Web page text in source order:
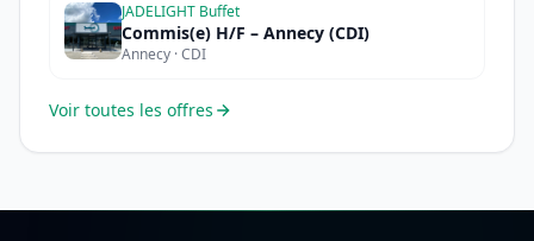
JADELIGHT Buffet
Commis(e) H/F – Annecy (CDI)
Annecy · CDI
Voir toutes les offres